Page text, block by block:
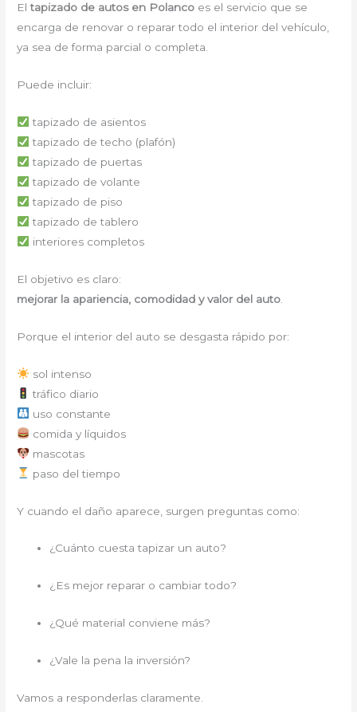
Eltapizado de autos en Polanco es el servicio que se
encarga de renovar o reparar todo el interior del vehículo,
ya sea de forma parcial o completa.
Puede incluir:
tapizado de asientos
tapizado de techo (plafón)
tapizado de puertas
tapizado de volante
tapizado de piso
tapizado de tablero
interiores completos
El objetivo es claro:
mejorar la apariencia, comodidad y valor del auto
Porque el interior del auto se desgasta rápido por:
sol intenso
tráfico diario
uso constante
comida y líquidos
mascotas
paso del tiempo
Y cuando el daño aparece, surgen preguntas como:
¿Cuánto cuesta tapizar un auto?
¿Es mejor reparar o cambiar todo?
¿Qué material conviene más?
¿Vale la pena la inversión?
Vamos a responderlas claramente.